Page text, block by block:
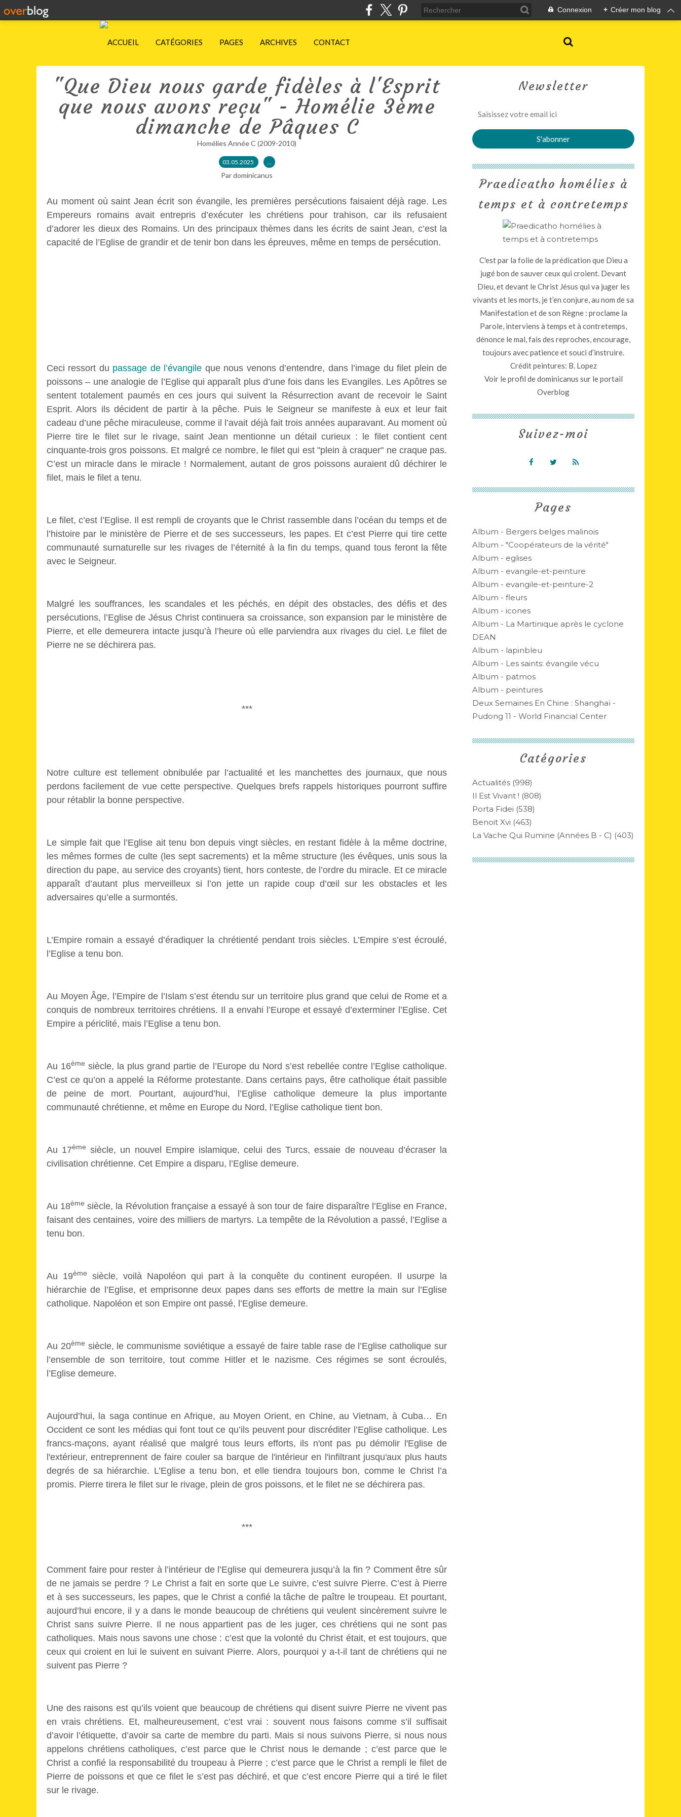
Connexion + Créer mon blog
ACCUEIL CATÉGORIES PAGES ARCHIVES CONTACT
"Que Dieu nous garde fidèles à l'Esprit
que nous avons reçu" - Homélie 3ème
dimanche de Pâques C
Homélies Année C (2009-2010)
03.05.2025 …
Par dominicanus
Au moment où saint Jean écrit son évangile, les premières persécutions faisaient déjà rage. Les
Empereurs romains avait entrepris d’exécuter les chrétiens pour trahison, car ils refusaient
d’adorer les dieux des Romains. Un des principaux thèmes dans les écrits de saint Jean, c’est la
capacité de l’Eglise de grandir et de tenir bon dans les épreuves, même en temps de persécution.
Ceci ressort du passage de l’évangile que nous venons d’entendre, dans l’image du filet plein de
poissons – une analogie de l’Eglise qui apparaît plus d’une fois dans les Evangiles. Les Apôtres se
sentent totalement paumés en ces jours qui suivent la Résurrection avant de recevoir le Saint
Esprit. Alors ils décident de partir à la pêche. Puis le Seigneur se manifeste à eux et leur fait
cadeau d’une pêche miraculeuse, comme il l’avait déjà fait trois années auparavant. Au moment où
Pierre tire le filet sur le rivage, saint Jean mentionne un détail curieux : le filet contient cent
cinquante-trois gros poissons. Et malgré ce nombre, le filet qui est "plein à craquer" ne craque pas.
C’est un miracle dans le miracle ! Normalement, autant de gros poissons auraient dû déchirer le
filet, mais le filet a tenu.
Le filet, c’est l’Eglise. Il est rempli de croyants que le Christ rassemble dans l’océan du temps et de
l’histoire par le ministère de Pierre et de ses successeurs, les papes. Et c’est Pierre qui tire cette
communauté surnaturelle sur les rivages de l’éternité à la fin du temps, quand tous feront la fête
avec le Seigneur.
Malgré les souffrances, les scandales et les péchés, en dépit des obstacles, des défis et des
persécutions, l’Eglise de Jésus Christ continuera sa croissance, son expansion par le ministère de
Pierre, et elle demeurera intacte jusqu’à l’heure où elle parviendra aux rivages du ciel. Le filet de
Pierre ne se déchirera pas.
***
Notre culture est tellement obnibulée par l’actualité et les manchettes des journaux, que nous
perdons facilement de vue cette perspective. Quelques brefs rappels historiques pourront suffire
pour rétablir la bonne perspective.
Le simple fait que l’Eglise ait tenu bon depuis vingt siècles, en restant fidèle à la même doctrine,
les mêmes formes de culte (les sept sacrements) et la même structure (les évêques, unis sous la
direction du pape, au service des croyants) tient, hors conteste, de l’ordre du miracle. Et ce miracle
apparaît d’autant plus merveilleux si l’on jette un rapide coup d’œil sur les obstacles et les
adversaires qu’elle a surmontés.
L’Empire romain a essayé d’éradiquer la chrétienté pendant trois siècles. L’Empire s’est écroulé,
l’Eglise a tenu bon.
Au Moyen Âge, l’Empire de l’Islam s’est étendu sur un territoire plus grand que celui de Rome et a
conquis de nombreux territoires chrétiens. Il a envahi l’Europe et essayé d’exterminer l’Eglise. Cet
Empire a périclité, mais l’Eglise a tenu bon.
Au 16ème siècle, la plus grand partie de l’Europe du Nord s’est rebellée contre l’Eglise catholique.
C’est ce qu’on a appelé la Réforme protestante. Dans certains pays, être catholique était passible
de peine de mort. Pourtant, aujourd’hui, l’Eglise catholique demeure la plus importante
communauté chrétienne, et même en Europe du Nord, l’Eglise catholique tient bon.
Au 17ème siècle, un nouvel Empire islamique, celui des Turcs, essaie de nouveau d’écraser la
civilisation chrétienne. Cet Empire a disparu, l’Eglise demeure.
Au 18ème siècle, la Révolution française a essayé à son tour de faire disparaître l’Eglise en France,
faisant des centaines, voire des milliers de martyrs. La tempête de la Révolution a passé, l’Eglise a
tenu bon.
Au 19ème
siècle, voilà Napoléon qui part à la conquête du continent européen. Il usurpe la
hiérarchie de l’Eglise, et emprisonne deux papes dans ses efforts de mettre la main sur l’Eglise
catholique. Napoléon et son Empire ont passé, l’Eglise demeure.
Au 20ème siècle, le communisme soviétique a essayé de faire table rase de l’Eglise catholique sur
l’ensemble de son territoire, tout comme Hitler et le nazisme. Ces régimes se sont écroulés,
l’Eglise demeure.
Aujourd’hui, la saga continue en Afrique, au Moyen Orient, en Chine, au Vietnam, à Cuba… En
Occident ce sont les médias qui font tout ce qu’ils peuvent pour discréditer l’Eglise catholique. Les
francs-maçons, ayant réalisé que malgré tous leurs efforts, ils n'ont pas pu démolir l'Eglise de
l'extérieur, entreprennent de faire couler sa barque de l'intérieur en l'infiltrant jusqu'aux plus hauts
degrés de sa hiérarchie. L’Eglise a tenu bon, et elle tiendra toujours bon, comme le Christ l’a
promis. Pierre tirera le filet sur le rivage, plein de gros poissons, et le filet ne se déchirera pas.
***
Comment faire pour rester à l’intérieur de l’Eglise qui demeurera jusqu’à la fin ? Comment être sûr
de ne jamais se perdre ? Le Christ a fait en sorte que Le suivre, c’est suivre Pierre. C’est à Pierre
et à ses successeurs, les papes, que le Christ a confié la tâche de paître le troupeau. Et pourtant,
aujourd’hui encore, il y a dans le monde beaucoup de chrétiens qui veulent sincèrement suivre le
Christ sans suivre Pierre. Il ne nous appartient pas de les juger, ces chrétiens qui ne sont pas
catholiques. Mais nous savons une chose : c’est que la volonté du Christ était, et est toujours, que
ceux qui croient en lui le suivent en suivant Pierre. Alors, pourquoi y a-t-il tant de chrétiens qui ne
suivent pas Pierre ?
Une des raisons est qu’ils voient que beaucoup de chrétiens qui disent suivre Pierre ne vivent pas
en vrais chrétiens. Et, malheureusement, c’est vrai : souvent nous faisons comme s’il suffisait
d’avoir l’étiquette, d’avoir sa carte de membre du parti. Mais si nous suivons Pierre, si nous nous
appelons chrétiens catholiques, c’est parce que le Christ nous le demande ; c’est parce que le
Christ a confié la responsabilité du troupeau à Pierre ; c’est parce que le Christ a rempli le filet de
Pierre de poissons et que ce filet le s’est pas déchiré, et que c’est encore Pierre qui a tiré le filet
sur le rivage.
Newsletter
Catégories
Actualités (998)
Il Est Vivant ! (808)
Porta Fidei (538)
Benoit Xvi (463)
La Vache Qui Rumine (années B - C) (403)
Pages
Album - Bergers belges malinois
Album - "Coopérateurs de la vérité"
Album - eglises
Album - evangile-et-peinture
Album - evangile-et-peinture-2
Album - fleurs
Album - icones
Album - La Martinique après le cyclone
DEAN
Album - lapinbleu
Album - Les saints: évangile vécu
Album - patmos
Album - peintures
Deux Semaines En Chine : Shanghaï -
Pudong 11 - World Financial Center
Praedicatho homélies à
temps et à contretemps
C'est par la folie de la prédication que Dieu a
jugé bon de sauver ceux qui croient. Devant
Dieu, et devant le Christ Jésus qui va juger les
vivants et les morts, je t’en conjure, au nom de sa
Manifestation et de son Règne : proclame la
Parole, interviens à temps et à contretemps,
dénonce le mal, fais des reproches, encourage,
toujours avec patience et souci d’instruire.
Crédit peintures: B. Lopez
Voir le profil dedominicanus sur le portail
Overblog
Suivez-moi